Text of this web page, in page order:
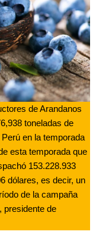
de Arandanos
toneladas de
en la temporada
esta temporada que
153.228.933
dólares, es decir, un
de la campaña
presidente de